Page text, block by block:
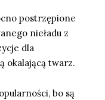
postrzępione
nieładu z
dla
okalającą twarz.
bo są